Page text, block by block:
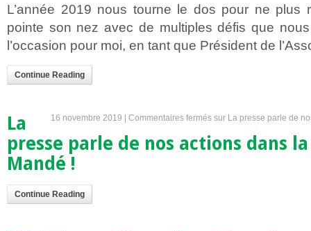
L’année 2019 nous tourne le dos pour ne plus
pointe son nez avec de multiples défis que nous
l’occasion pour moi, en tant que Président de
Continue Reading
16 novembre 2019 | Commentaires fermés sur La presse parle de
La
presse parle de nos actions dans
Mandé !
Continue Reading